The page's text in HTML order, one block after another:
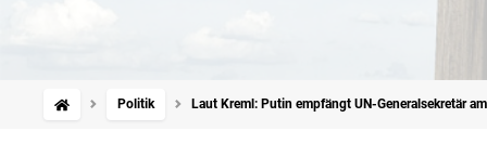
Politik Laut Kreml: Putin empfängt UN-Generalsekretär